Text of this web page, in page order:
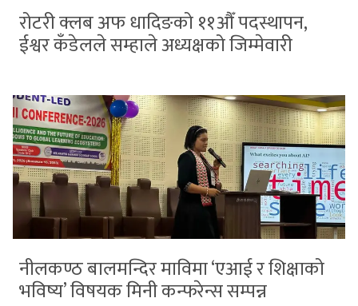
रोटरी क्लब अफ धादिङको ११औँ पदस्थापन,
ईश्वर कँडेलले सम्हाले अध्यक्षको जिम्मेवारी
नीलकण्ठ बालमन्दिर माविमा ‘एआई र शिक्षाको
भविष्य’ विषयक मिनी कन्फरेन्स सम्पन्न